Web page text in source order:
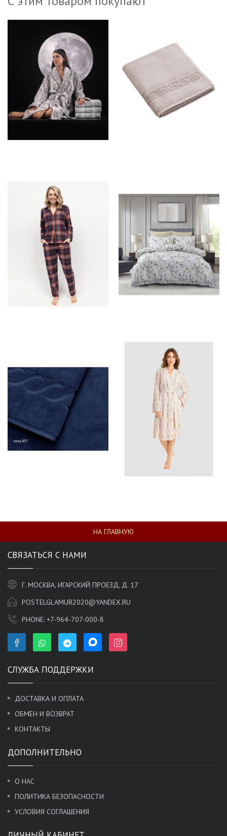
НА ГЛАВНУЮ
СВЯЗАТЬСЯ С НАМИ
Г. МОСКВА, ИГАРСКИЙ ПРОЕЗД, Д. 17
POSTELGLAMUR2020@YANDEX.RU
PHONE: +7-964-707-000-8
СЛУЖБА ПОДДЕРЖКИ
ДОСТАВКА И ОПЛАТА
ОБМЕН И ВОЗВРАТ
КОНТАКТЫ
ДОПОЛНИТЕЛЬНО
О НАС
ПОЛИТИКА БЕЗОПАСНОСТИ
УСЛОВИЯ СОГЛАШЕНИЯ